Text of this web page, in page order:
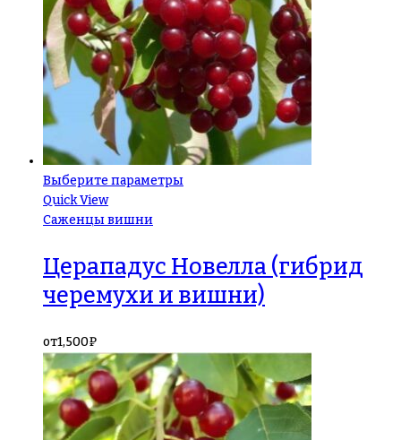
Выберите параметры
Quick View
Саженцы вишни
Церападус Новелла (гибрид
черемухи и вишни)
от1,500₽